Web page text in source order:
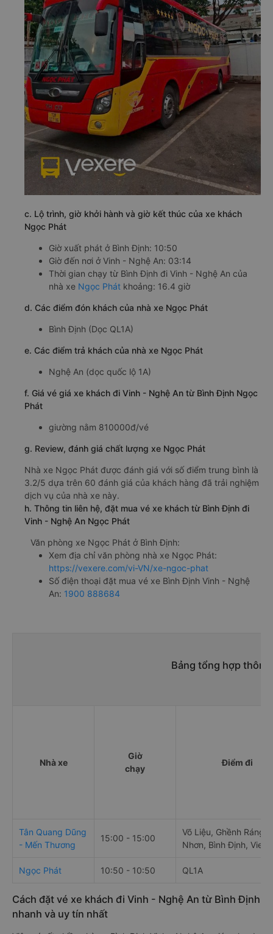
c. Lộ trình, giờ khởi hành và giờ kết thúc của xe khách
Ngọc Phát
Giờ xuất phát ở Bình Định: 10:50
Giờ đến nơi ở Vinh - Nghệ An: 03:14
Thời gian chạy từ Bình Định đi Vinh - Nghệ An của
nhà xe Ngọc Phát khoảng: 16.4 giờ
d. Các điểm đón khách của nhà xe Ngọc Phát
Bình Định (Dọc QL1A)
e. Các điểm trả khách của nhà xe Ngọc Phát
Nghệ An (dọc quốc lộ 1A)
f. Giá vé giá xe khách đi Vinh - Nghệ An từ Bình Định Ngọc
Phát
giường nằm 810000đ/vé
g. Review, đánh giá chất lượng xe Ngọc Phát
Nhà xe Ngọc Phát được đánh giá với số điểm trung bình là
3.2/5 dựa trên 60 đánh giá của khách hàng đã trải nghiệm
dịch vụ của nhà xe này.
h. Thông tin liên hệ, đặt mua vé xe khách từ Bình Định đi
Vinh - Nghệ An Ngọc Phát
Văn phòng xe Ngọc Phát ở Bình Định:
Xem địa chỉ văn phòng nhà xe Ngọc Phát:
https://vexere.com/vi-VN/xe-ngoc-phat
Số điện thoại đặt mua vé xe Bình Định Vinh - Nghệ
An: 1900 888684
Bảng tổng hợp
Nhà xe
Giờ
chạy
Điểm đi
Tân Quang Dũng
- Mến Thương
15:00 - 15:00
Võ Liệu, Ghềnh Ráng,
Nhơn, Bình Định,
Ngọc Phát 10:50 - 10:50 QL1A
Cách đặt vé xe khách đi Vinh - Nghệ An từ Bình Định
nhanh và uy tín nhất